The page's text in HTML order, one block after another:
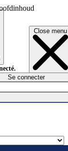
Close menu
Se connecter